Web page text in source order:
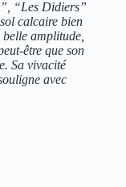
“Les Didiers”
calcaire bien
amplitude,
être que son
Sa vivacité
avec